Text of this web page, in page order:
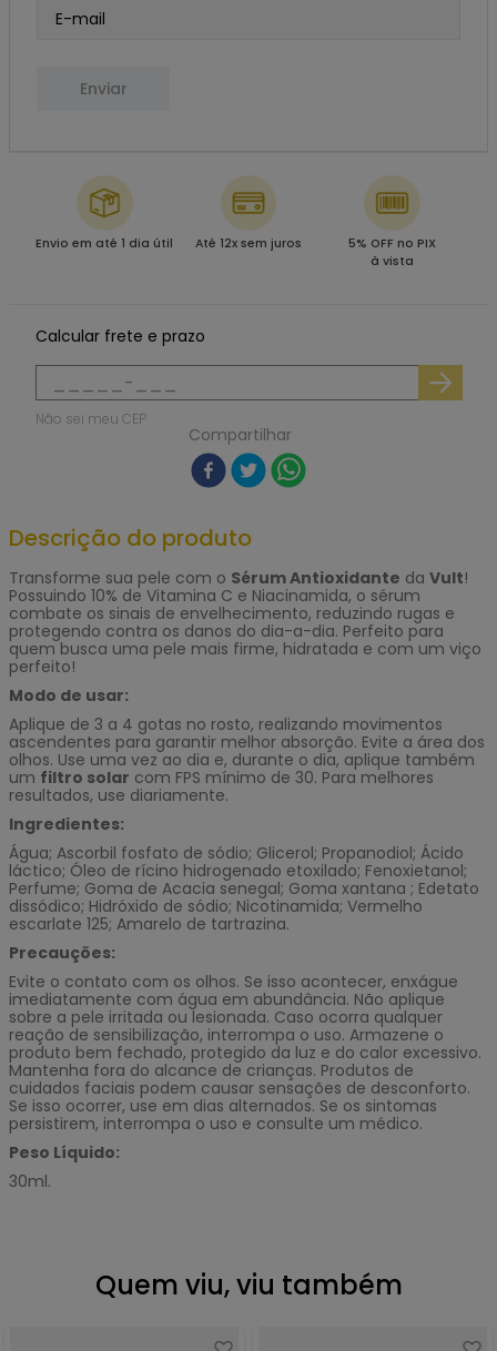
Enviar
Envio em até 1 dia útil Até 12x sem juros
5% OFF no PIX
à vista
Calcular frete e prazo
Não sei meu CEP
Compartilhar
Descrição do produto
Transforme sua pele com o Sérum Antioxidante da Vult!
Possuindo 10% de Vitamina C e Niacinamida, o sérum
combate os sinais de envelhecimento, reduzindo rugas e
protegendo contra os danos do dia-a-dia. Perfeito para
quem busca uma pele mais firme, hidratada e com um viço
perfeito!
Modo de usar:
Aplique de 3 a 4 gotas no rosto, realizando movimentos
ascendentes para garantir melhor absorção. Evite a área dos
olhos. Use uma vez ao dia e, durante o dia, aplique também
um filtro solar com FPS mínimo de 30. Para melhores
resultados, use diariamente.
Ingredientes:
Água; Ascorbil fosfato de sódio; Glicerol; Propanodiol; Ácido
láctico; Óleo de rícino hidrogenado etoxilado; Fenoxietanol;
Perfume; Goma de Acacia senegal; Goma xantana ; Edetato
dissódico; Hidróxido de sódio; Nicotinamida; Vermelho
escarlate 125; Amarelo de tartrazina.
Precauções:
Evite o contato com os olhos. Se isso acontecer, enxágue
imediatamente com água em abundância. Não aplique
sobre a pele irritada ou lesionada. Caso ocorra qualquer
reação de sensibilização, interrompa o uso. Armazene o
produto bem fechado, protegido da luz e do calor excessivo.
Mantenha fora do alcance de crianças. Produtos de
cuidados faciais podem causar sensações de desconforto.
Se isso ocorrer, use em dias alternados. Se os sintomas
persistirem, interrompa o uso e consulte um médico.
Peso Líquido:
30ml.
Quem viu, viu também